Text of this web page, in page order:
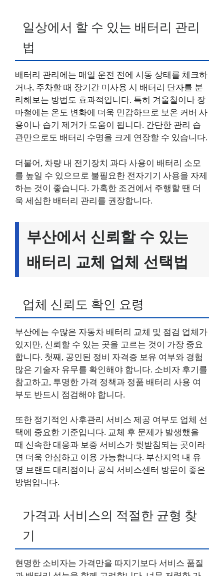
일상에서 할 수 있는 배터리 관리
법
배터리 관리에는 매일 운전 전에 시동 상태를 체크하
거나, 주차할 때 장기간 미사용 시 배터리 단자를 분
리해보는 방법도 효과적입니다. 특히 겨울철이나 장
마철에는 온도 변화에 더욱 민감하므로 보온 커버 사
용이나 습기 제거가 도움이 됩니다. 간단한 관리 습
관만으로도 배터리 수명을 크게 연장할 수 있습니다.
더불어, 차량 내 전기장치 과다 사용이 배터리 소모
를 높일 수 있으므로 불필요한 전자기기 사용을 자제
하는 것이 좋습니다. 가혹한 조건에서 주행할 땐 더
욱 세심한 배터리 관리를 권장합니다.
부산에서 신뢰할 수 있는
배터리 교체 업체 선택법
업체 신뢰도 확인 요령
부산에는 수많은 자동차 배터리 교체 및 점검 업체가
있지만, 신뢰할 수 있는 곳을 고르는 것이 가장 중요
합니다. 첫째, 공인된 정비 자격증 보유 여부와 경험
많은 기술자 유무를 확인해야 합니다. 소비자 후기를
참고하고, 투명한 가격 정책과 정품 배터리 사용 여
부도 반드시 점검해야 합니다.
또한 정기적인 사후관리 서비스 제공 여부도 업체 선
택에 중요한 기준입니다. 교체 후 문제가 발생했을
때 신속한 대응과 보증 서비스가 뒷받침되는 곳이라
면 더욱 안심하고 이용 가능합니다. 부산지역 내 유
명 브랜드 대리점이나 공식 서비스센터 방문이 좋은
방법입니다.
가격과 서비스의 적절한 균형 찾
기
현명한 소비자는 가격만을 따지기보다 서비스 품질